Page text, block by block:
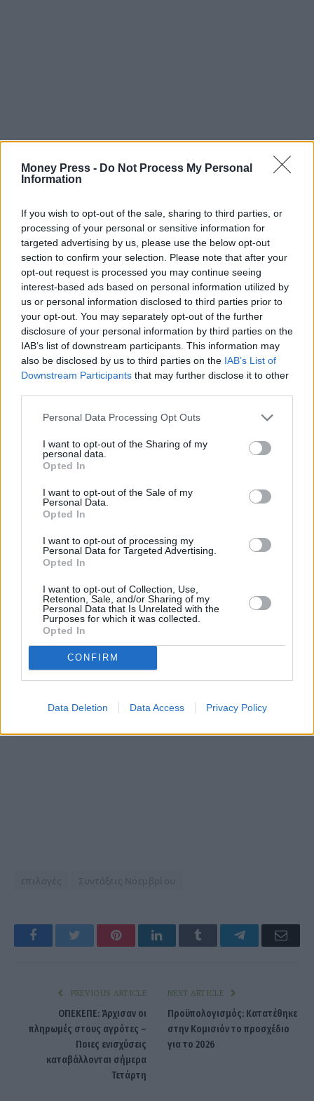
Money Press - Do Not Process My Personal
Information
If you wish to opt-out of the sale, sharing to third parties, or
processing of your personal or sensitive information for
targeted advertising by us, please use the below opt-out
section to confirm your selection. Please note that after your
opt-out request is processed you may continue seeing
interest-based ads based on personal information utilized by
us or personal information disclosed to third parties prior to
your opt-out. You may separately opt-out of the further
disclosure of your personal information by third parties on the
IAB’s list of downstream participants. This information may
also be disclosed by us to third parties on the IAB’s List of
Downstream Participants that may further disclose it to other
Personal Data Processing Opt Outs
I want to opt-out of the Sharing of my
personal data.
Opted In
I want to opt-out of the Sale of my
Personal Data.
Opted In
I want to opt-out of processing my
Personal Data for Targeted Advertising.
Opted In
I want to opt-out of Collection, Use,
Retention, Sale, and/or Sharing of my
Personal Data that Is Unrelated with the
Purposes for which it was collected.
Opted In
CONFIRM
Data Deletion Data Access Privacy Policy
επιλογές Συντάξεις Νοεμβρίου
Facebook Twitter PinterestLinkedIn Tumblr Telegram
PREVIOUS ARTICLE
ΟΠΕΚΕΠΕ: Άρχισαν οι
πληρωμές στους αγρότες –
Ποιες ενισχύσεις
καταβάλλονται σήμερα
Τετάρτη
NEXT ARTICLE
Προϋπολογισμός: Κατατέθηκε
στην Κομισιόν το προσχέδιο
για το 2026